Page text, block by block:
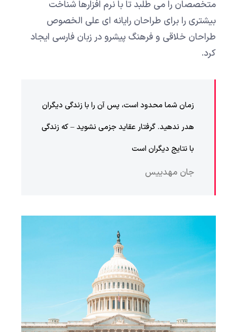
متخصصان را می طلبد تا با نرم افزارها شناخت
بیشتری را برای طراحان رایانه ای علی الخصوص
طراحان خلاقی و فرهنگ پیشرو در زبان فارسی ایجاد
کرد.
زمان شما محدود است، پس آن را با زندگی دیگران
هدر ندهید. گرفتار عقاید جزمی نشوید – که زندگی
با نتایج دیگران است
جان مهدییس